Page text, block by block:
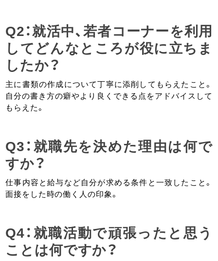
Q2：就活中、若者コーナーを利用
してどんなところが役に立ちま
したか？
主に書類の作成について丁寧に添削してもらえたこと。
自分の書き方の癖やより良くできる点をアドバイスして
もらえた。
Q3：就職先を決めた理由は何で
すか？
仕事内容と給与など自分が求める条件と一致したこと。
面接をした時の働く人の印象。
Q4：就職活動で頑張ったと思う
ことは何ですか？